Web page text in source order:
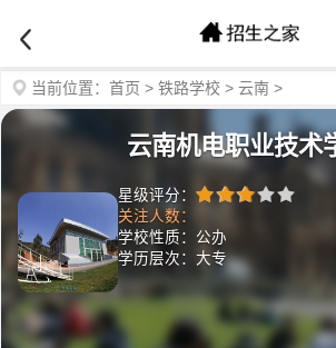
当前位置： 首页 > 铁路学校 > 云南 >
云南机电职业技术
星级评分：
关注人数：
学校性质：公办
学历层次：大专